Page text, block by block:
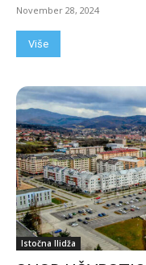
November 28, 2024
Više
Istočna Ilidža